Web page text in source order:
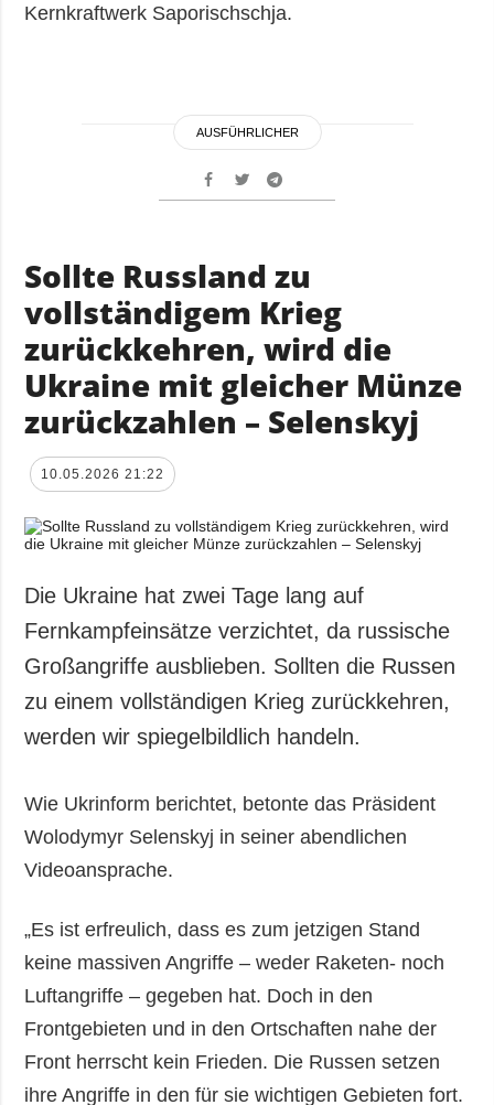
Kernkraftwerk Saporischschja.
AUSFÜHRLICHER
Sollte Russland zu
vollständigem Krieg
zurückkehren, wird die
Ukraine mit gleicher Münze
zurückzahlen – Selenskyj
10.05.2026 21:22
Die Ukraine hat zwei Tage lang auf
Fernkampfeinsätze verzichtet, da russische
Großangriffe ausblieben. Sollten die Russen
zu einem vollständigen Krieg zurückkehren,
werden wir spiegelbildlich handeln.
Wie Ukrinform berichtet, betonte das Präsident
Wolodymyr Selenskyj in seiner abendlichen
Videoansprache.
„Es ist erfreulich, dass es zum jetzigen Stand
keine massiven Angriffe – weder Raketen- noch
Luftangriffe – gegeben hat. Doch in den
Frontgebieten und in den Ortschaften nahe der
Front herrscht kein Frieden. Die Russen setzen
ihre Angriffe in den für sie wichtigen Gebieten fort.